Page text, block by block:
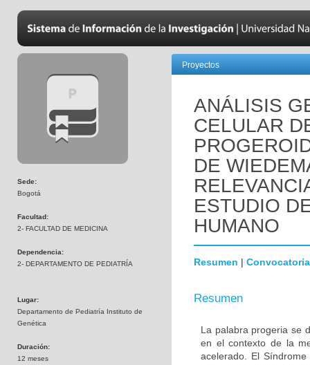
Sede:
Bogotá
Facultad:
2- FACULTAD DE MEDICINA
Dependencia:
2- DEPARTAMENTO DE PEDIATRÍA
Lugar:
Departamento de Pediatría Instituto de
Genética
Duración:
12 meses
Proyectos
ANÁLISIS
CELULAR
DE
ESTUDIO
HUMANO
Resumen | Convocatoria
Resumen
La palabra progeria se
en el contexto de la
acelerado. El